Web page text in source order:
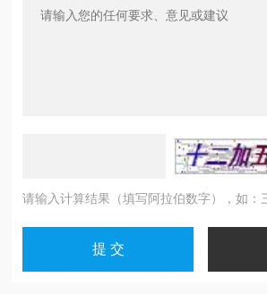
请输入计算结果（填写阿拉伯数字），如：